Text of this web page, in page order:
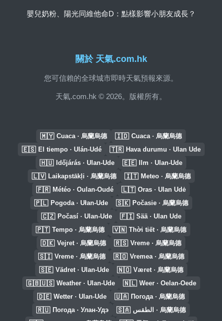
關於 天氣.com.hk
您可信賴的全球城市即時天氣預報來源。
天氣.com.hk © 2026。版權所有。
嬰兒奶粉、陽光同維他命D：點樣影響小朋友成長？
🇲🇾 Cuaca · 烏蘭烏德 🇮🇩 Cuaca · 烏蘭烏德
🇪🇸 El tiempo · Ulán-Udé 🇹🇷 Hava durumu · Ulan Ude
🇭🇺 Időjárás · Ulan-Ude 🇪🇪 Ilm · Ulan-Ude
🇱🇻 Laikapstākļi · 烏蘭烏德 🇮🇹 Meteo · 烏蘭烏德
🇫🇷 Météo · Oulan-Oudé 🇱🇹 Oras · Ulan Udė
🇵🇱 Pogoda · Ułan-Ude 🇸🇰 Počasie · 烏蘭烏德
🇨🇿 Počasí · Ulan-Ude 🇫🇮 Sää · Ulan Ude
🇵🇹 Tempo · 烏蘭烏德 🇻🇳 Thời tiết · 烏蘭烏德
🇩🇰 Vejret · 烏蘭烏德 🇷🇸 Vreme · 烏蘭烏德
🇸🇮 Vreme · 烏蘭烏德 🇷🇴 Vremea · 烏蘭烏德
🇸🇪 Vädret · Ulan-Ude 🇳🇴 Været · 烏蘭烏德
🇬🇧🇺🇸 Weather · Ulan-Ude 🇳🇱 Weer · Oelan-Oede
🇩🇪 Wetter · Ulan-Ude 🇺🇦 Погода · 烏蘭烏德
🇷🇺 Погода · Улан-Удэ 🇸🇦 الطقس · 烏蘭烏德